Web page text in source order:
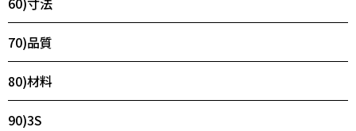
70)品質
80)材料
90)3S